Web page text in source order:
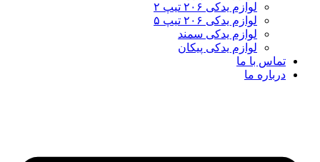
لوازم یدکی ۲۰۶ تیپ ۲
لوازم یدکی ۲۰۶ تیپ ۵
لوازم یدکی سمند
لوازم یدکی پیکان
تماس با ما
درباره ما